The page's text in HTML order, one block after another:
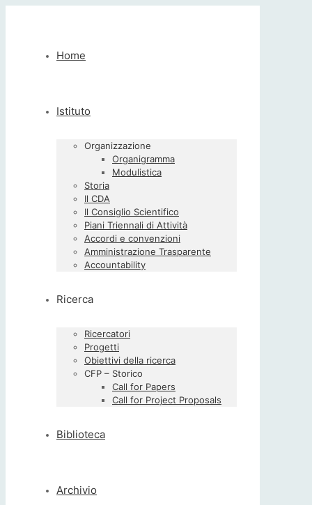
Home
Istituto
Organizzazione
Organigramma
Modulistica
Storia
Il CDA
Il Consiglio Scientifico
Piani Triennali di Attività
Accordi e convenzioni
Amministrazione Trasparente
Accountability
Ricerca
Ricercatori
Progetti
Obiettivi della ricerca
CFP – Storico
Call for Papers
Call for Project Proposals
Biblioteca
Archivio